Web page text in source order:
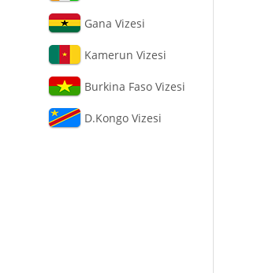
Gana Vizesi
Kamerun Vizesi
Burkina Faso Vizesi
D.Kongo Vizesi